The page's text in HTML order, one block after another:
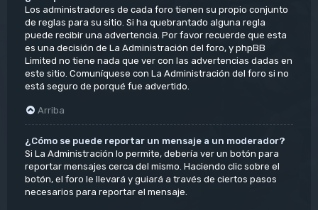
Los administradores de cada foro tienen su propio conjunto
de reglas para su sitio. Si ha quebrantado alguna regla
puede recibir una advertencia. Por favor recuerde que esta
es una decisión de La Administración del foro, y phpBB
Limited no tiene nada que ver con las advertencias dadas en
este sitio. Comuníquese con La Administración del foro si no
está seguro de porqué fue advertido.
Arriba
¿Cómo se puede reportar un mensaje a un moderador?
Si La Administración lo permite, debería ver un botón para
reportar mensajes cerca del mismo. Haciendo clic sobre el
botón, el foro le llevará y guiará a través de ciertos pasos
necesarios para reportar el mensaje.